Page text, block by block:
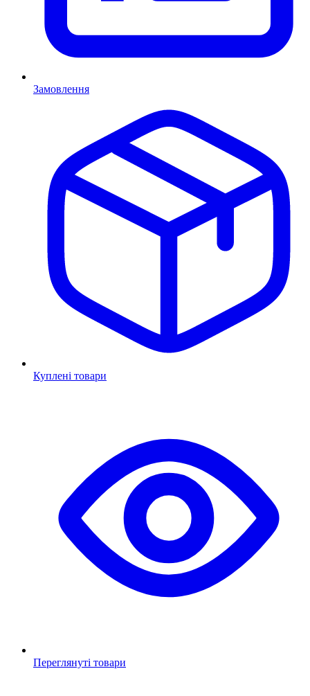
Замовлення
Куплені товари
Переглянуті товари